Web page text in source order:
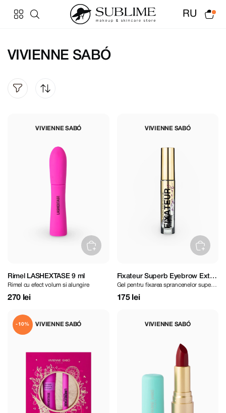
RU
VIVIENNE SABÓ
VIVIENNE SABÓ
Rimel LASHEXTASE 9 ml
Rimel cu efect volum si alungire
270 lei
VIVIENNE SABÓ
Fixateur Superb Eyebrow Extra
Strong Fixing Gel 4,5 ml
Gel pentru fixarea sprancenelor super
puternic
175 lei
VIVIENNE SABÓ
-10% VIVIENNE SABÓ